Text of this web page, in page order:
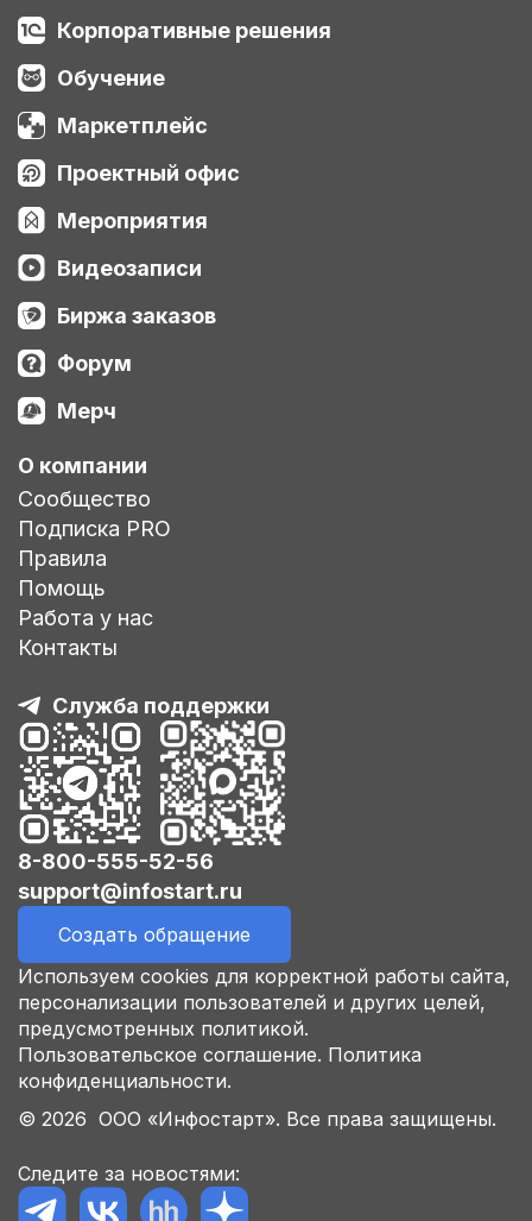
Корпоративные решения
Обучение
Маркетплейс
Проектный офис
Мероприятия
Видеозаписи
Биржа заказов
Форум
Мерч
О компании
Сообщество
Подписка PRO
Правила
Помощь
Работа у нас
Контакты
Служба поддержки
8-800-555-52-56
support@infostart.ru
Создать обращение
Используем cookies для корректной работы сайта,
персонализации пользователей и других целей,
предусмотренных политикой.
Пользовательское соглашение. Политика
конфиденциальности.
© 2026 ООО «Инфостарт». Все права защищены.
Следите за новостями: